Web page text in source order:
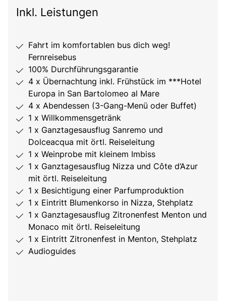
Inkl. Leistungen
Fahrt im komfortablen bus dich weg!
Fernreisebus
100% Durchführungsgarantie
4 x Übernachtung inkl. Frühstück im ***Hotel
Europa in San Bartolomeo al Mare
4 x Abendessen (3-Gang-Menü oder Buffet)
1 x Willkommensgetränk
1 x Ganztagesausflug Sanremo und
Dolceacqua mit örtl. Reiseleitung
1 x Weinprobe mit kleinem Imbiss
1 x Ganztagesausflug Nizza und Côte d‘Azur
mit örtl. Reiseleitung
1 x Besichtigung einer Parfumproduktion
1 x Eintritt Blumenkorso in Nizza, Stehplatz
1 x Ganztagesausflug Zitronenfest Menton und
Monaco mit örtl. Reiseleitung
1 x Eintritt Zitronenfest in Menton, Stehplatz
Audioguides